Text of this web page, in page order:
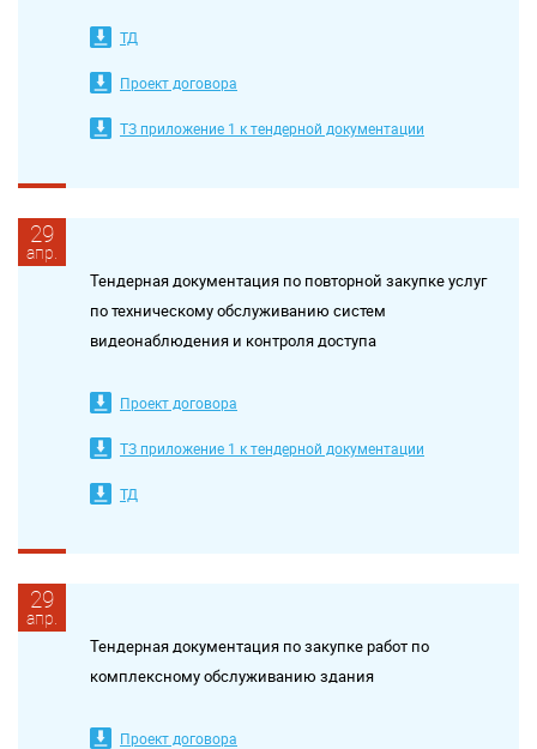
ТД
Проект договора
ТЗ приложение 1 к тендерной документации
29
апр.
Тендерная документация по повторной закупке услуг
по техническому обслуживанию систем
видеонаблюдения и контроля доступа
Проект договора
ТЗ приложение 1 к тендерной документации
ТД
29
апр.
Тендерная документация по закупке работ по
комплексному обслуживанию здания
Проект договора